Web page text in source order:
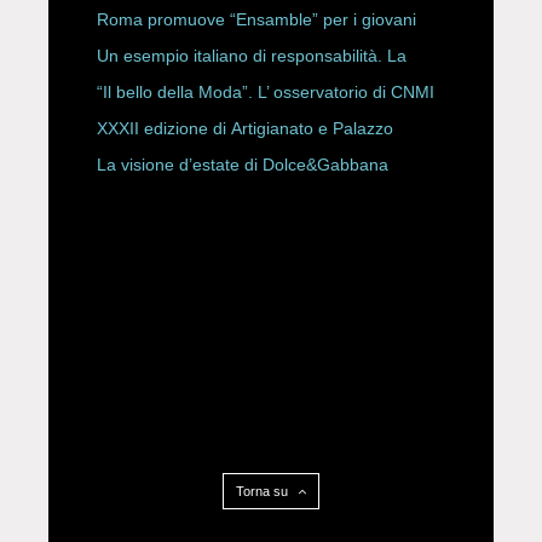
Storici
Roma promuove “Ensamble” per i giovani
Un esempio italiano di responsabilità. La
Rete Slow Fiber
“Il bello della Moda”. L’ osservatorio di CNMI
XXXII edizione di Artigianato e Palazzo
La visione d’estate di Dolce&Gabbana
Torna su